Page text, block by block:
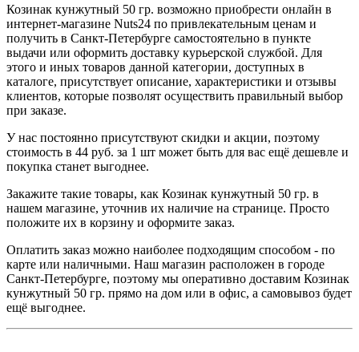
Козинак кунжутный 50 гр. возможно приобрести онлайн в
интернет-магазине Nuts24 по привлекательным ценам и
получить в Санкт-Петербурге самостоятельно в пункте
выдачи или оформить доставку курьерской службой. Для
этого и иных товаров данной категории, доступных в
каталоге, присутствует описание, характеристики и отзывы
клиентов, которые позволят осуществить правильный выбор
при заказе.
У нас постоянно присутствуют скидки и акции, поэтому
стоимость в 44 руб. за 1 шт может быть для вас ещё дешевле и
покупка станет выгоднее.
Закажите такие товары, как Козинак кунжутный 50 гр. в
нашем магазине, уточнив их наличие на странице. Просто
положите их в корзину и оформите заказ.
Оплатить заказ можно наиболее подходящим способом - по
карте или наличными. Наш магазин расположен в городе
Санкт-Петербурге, поэтому мы оперативно доставим Козинак
кунжутный 50 гр. прямо на дом или в офис, а самовывоз будет
ещё выгоднее.